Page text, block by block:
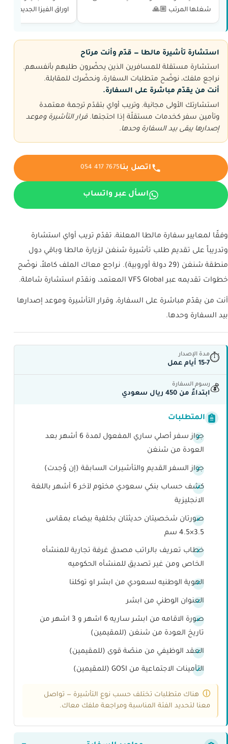
شغلها المرتب 🙏🏼
اوراق الفيزا الجديده
و حجز الموعد وغيرها
استشارة تأشيرة مالطا — قدّم وأنت مرتاح
استشارة مستقلة للمسافرين الذين يحضّرون طلبهم بأنفسهم.
نراجع ملفك، نوضّح متطلبات السفارة، ونحضّرك للمقابلة.
أنت من يقدّم مباشرة على السفارة.
استشارتك الأولى مجانية. وتريب أواي بتقدّم ترجمة معتمدة
وتأمين سفر كخدمات مستقلّة إذا احتجتها. قرار التأشيرة وموعد
إصدارها يبقى بيد السفارة وحدها.
اتصل بنا054 417 7675
اسأل عبر واتساب
وفقًا لمعايير سفارة مالطا المعلنة، تقدّم تريب أواي استشارة
وتدريباً على تقديم طلب تأشيرة شنغن لزيارة مالطا وباقي دول
منطقة شنغن (29 دولة أوروبية). نراجع معاك الملف كاملاً، نوضّح
خطوات تقديمه عبر VFS Global المعتمد، ونقدّم استشارة شاملة.
أنت من يقدّم مباشرة على السفارة، وقرار التأشيرة وموعد إصدارها
بيد السفارة وحدها.
⏱
مدة الإصدار
15-7 أيام عمل
💰
رسوم السفارة
ابتداءً من 450 ريال سعودي
المتطلبات
جواز سفر أصلي ساري المفعول لمدة 6 أشهر بعد
العودة من شنغن
جواز السفر القديم والتأشيرات السابقة (إن وُجدت)
كشف حساب بنكي سعودي مختوم لآخر 6 أشهر باللغة
الانجليزية
صورتان شخصيتان حديثتان بخلفية بيضاء بمقاس
3.5×4.5 سم
خطاب تعريف بالراتب مصدق غرفة تجارية للمنشأه
الخاص ومن غير تصديق للمنشأه الحكوميه
الهوية الوطنيه لسعودي من ابشر او توكلنا
العنوان الوطني من ابشر
صورة الاقامه من ابشر ساريه 6 اشهر و 3 اشهر من
تاريخ العودة من شنغن (للمقيمين)
العقد الوظيفي من منصّة قوى (للمقيمين)
التأمينات الاجتماعية من GOSI (للمقيمين)
هناك متطلبات تختلف حسب نوع التأشيرة — تواصل
معنا لتحديد الفئة المناسبة ومراجعة ملفك معاك.